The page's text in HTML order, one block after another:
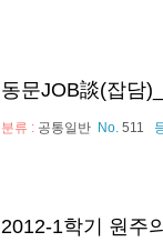
동문JOB談(잡담
분류 : 공통일반 No. 511
2012-1학기 원주